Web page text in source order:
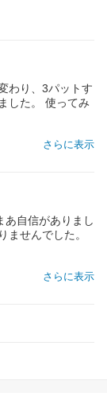
わり、3パットす
した。 使ってみ
さらに表示
あ自信がありまし
ませんでした。
さらに表示